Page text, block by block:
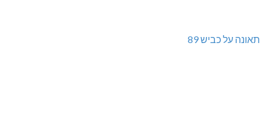
תאונה על כביש 89